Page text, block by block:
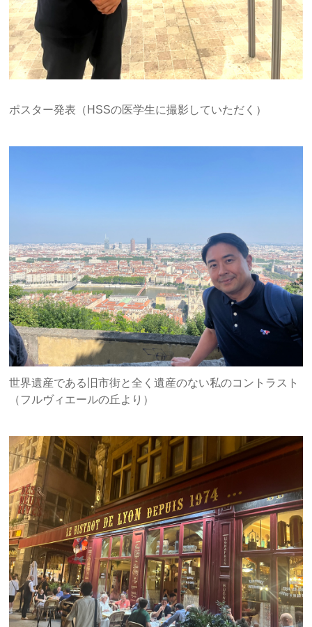
ポスター発表（HSSの医学生に撮影していただく）
世界遺産である旧市街と全く遺産のない私のコントラスト
（フルヴィエールの丘より）